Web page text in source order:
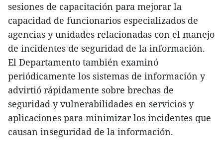
sesiones de capacitación para mejorar la
capacidad de funcionarios especializados de
agencias y unidades relacionadas con el manejo
de incidentes de seguridad de la información.
El Departamento también examinó
periódicamente los sistemas de información y
advirtió rápidamente sobre brechas de
seguridad y vulnerabilidades en servicios y
aplicaciones para minimizar los incidentes que
causan inseguridad de la información.